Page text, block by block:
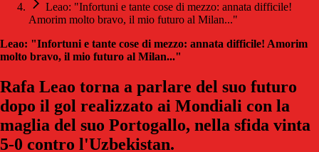
Leao: "Infortuni e tante cose di mezzo: annata difficile!
Amorim molto bravo, il mio futuro al Milan..."
Leao: "Infortuni e tante cose di mezzo: annata difficile! Amorim
molto bravo, il mio futuro al Milan..."
Rafa Leao torna a parlare del suo futuro
dopo il gol realizzato ai Mondiali con la
maglia del suo Portogallo, nella sfida vinta
5-0 contro l'Uzbekistan.